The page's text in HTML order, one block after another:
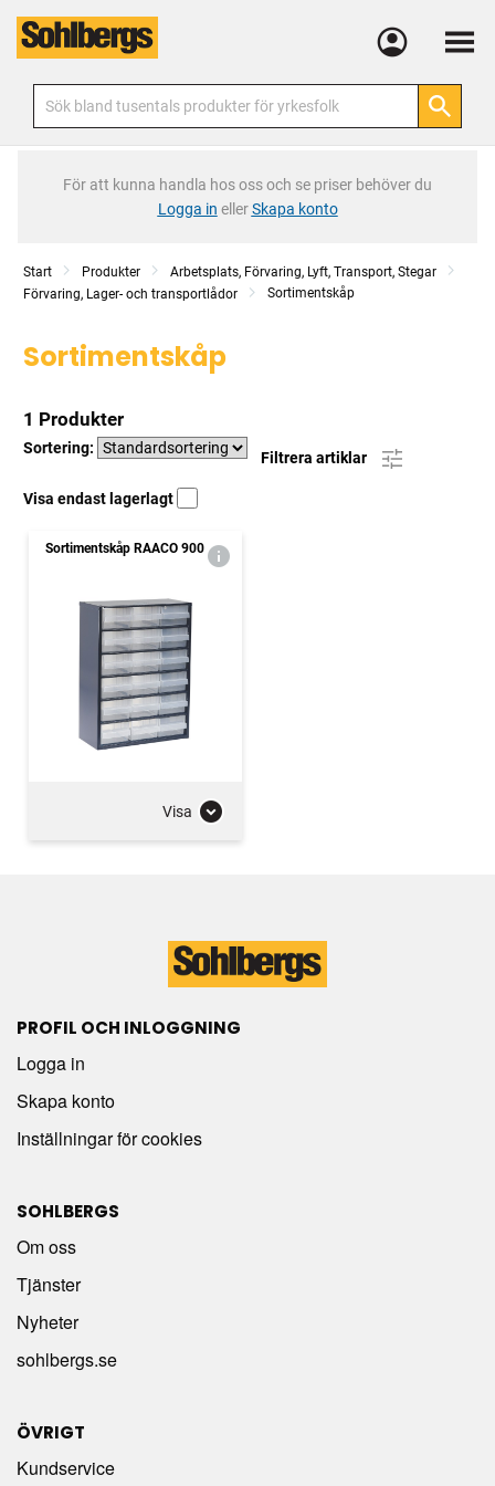
Meny
För att kunna handla hos oss och se priser behöver du
Logga in ellerSkapa konto
Start Produkter
Arbetsplats, Förvaring, Lyft, Transport, Stegar
Förvaring, Lager- och transportlådor
Sortimentskåp
Sortimentskåp
1 Produkter
Sortering:
Filtrera artiklar
Visa endast lagerlagt
Sortimentskåp RAACO 900
Visa
PROFIL OCH INLOGGNING
Logga in
Skapa konto
Inställningar för cookies
SOHLBERGS
Om oss
Tjänster
Nyheter
sohlbergs.se
ÖVRIGT
Kundservice